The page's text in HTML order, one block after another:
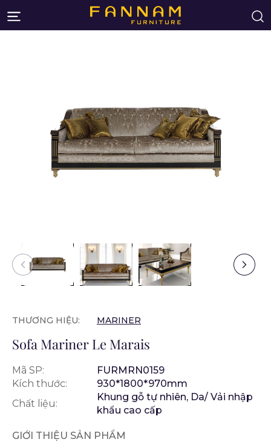
THƯƠNG HIỆU: MARINER
Sofa Mariner Le Marais
Mã SP:
FURMRN0159
Kích thước:
930*1800*970mm
Chất liệu:
Khung gỗ tự nhiên, Da/ Vải nhập
khẩu cao cấp
GIỚI THIỆU SẢN PHẨM